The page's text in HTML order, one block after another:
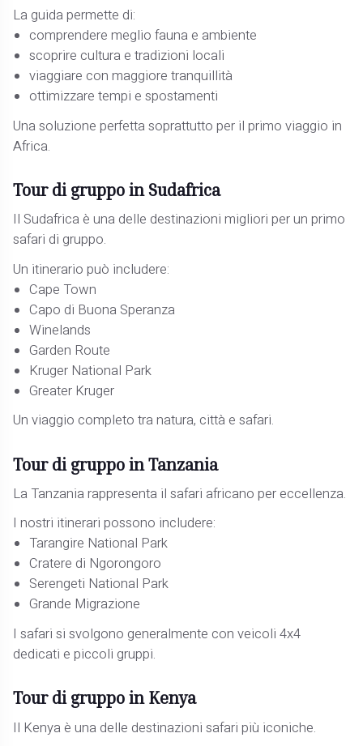
La guida permette di:
comprendere meglio fauna e ambiente
scoprire cultura e tradizioni locali
viaggiare con maggiore tranquillità
ottimizzare tempi e spostamenti
Una soluzione perfetta soprattutto per il primo viaggio in
Africa.
Tour di gruppo in Sudafrica
Il Sudafrica è una delle destinazioni migliori per un primo
safari di gruppo.
Un itinerario può includere:
Cape Town
Capo di Buona Speranza
Winelands
Garden Route
Kruger National Park
Greater Kruger
Un viaggio completo tra natura, città e safari.
Tour di gruppo in Tanzania
La Tanzania rappresenta il safari africano per eccellenza.
I nostri itinerari possono includere:
Tarangire National Park
Cratere di Ngorongoro
Serengeti National Park
Grande Migrazione
I safari si svolgono generalmente con veicoli 4x4
dedicati e piccoli gruppi.
Tour di gruppo in Kenya
Il Kenya è una delle destinazioni safari più iconiche.